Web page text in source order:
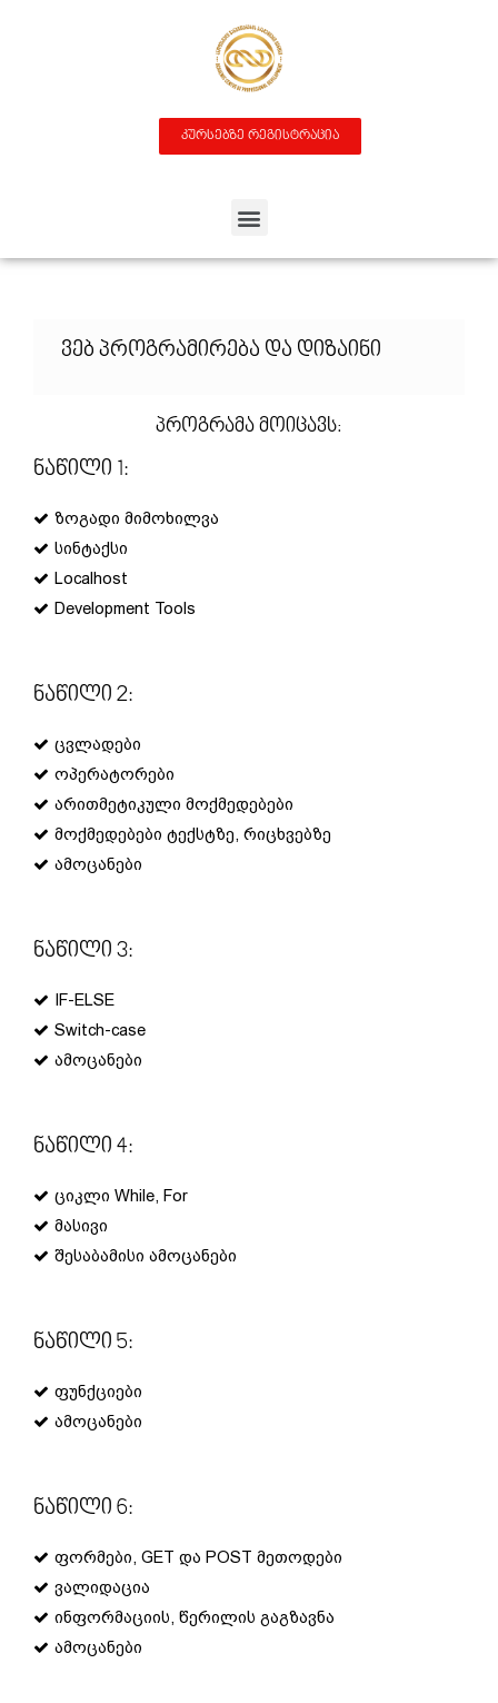
კურსებზე რეგისტრაცია
Ვებ Პროგრამირება Და Დიზაინი
Პროგრამა Მოიცავს:
Ნაწილი 1:
ზოგადი მიმოხილვა
სინტაქსი
Localhost
Development Tools
Ნაწილი 2:
ცვლადები
ოპერატორები
არითმეტიკული მოქმედებები
მოქმედებები ტექსტზე, რიცხვებზე
ამოცანები
Ნაწილი 3:
IF-ELSE
Switch-case
ამოცანები
Ნაწილი 4:
ციკლი While, For
მასივი
შესაბამისი ამოცანები
Ნაწილი 5:
ფუნქციები
ამოცანები
Ნაწილი 6:
ფორმები, GET და POST მეთოდები
ვალიდაცია
ინფორმაციის, წერილის გაგზავნა
ამოცანები